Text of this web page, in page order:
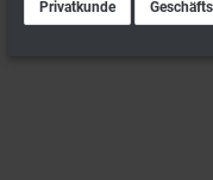
Privatkunde